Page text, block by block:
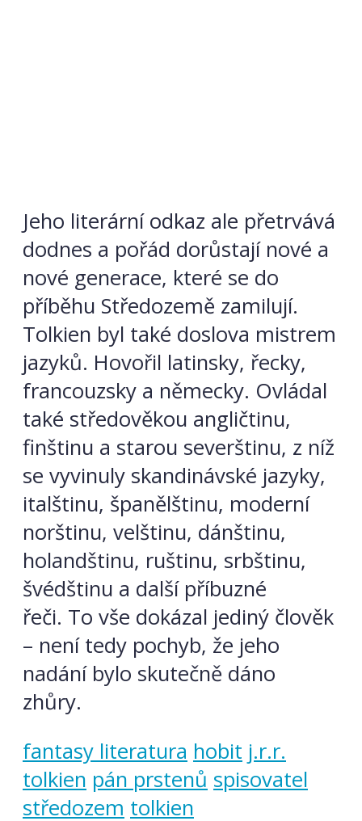
Jeho literární odkaz ale přetrvává
dodnes a pořád dorůstají nové a
nové generace, které se do
příběhu Středozemě zamilují.
Tolkien byl také doslova mistrem
jazyků. Hovořil latinsky, řecky,
francouzsky a německy. Ovládal
také středověkou angličtinu,
finštinu a starou severštinu, z níž
se vyvinuly skandinávské jazyky,
italštinu, španělštinu, moderní
norštinu, velštinu, dánštinu,
holandštinu, ruštinu, srbštinu,
švédštinu a další příbuzné
řeči. To vše dokázal jediný člověk
– není tedy pochyb, že jeho
nadání bylo skutečně dáno
zhůry.
fantasy literatura hobit j.r.r.
tolkien pán prstenů spisovatel
středozem tolkien